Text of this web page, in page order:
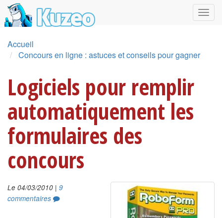
Accueil
Concours en ligne : astuces et conseils pour gagner
Logiciels pour remplir
automatiquement les
formulaires des
concours
Le 04/03/2010 | 9
commentaires